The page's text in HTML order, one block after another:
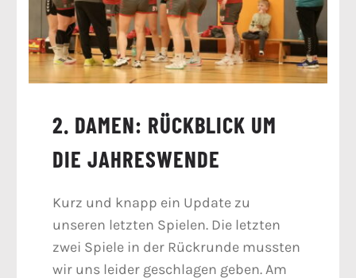
2. DAMEN: RÜCKBLICK UM
DIE JAHRESWENDE
Kurz und knapp ein Update zu
unseren letzten Spielen. Die letzten
zwei Spiele in der Rückrunde mussten
wir uns leider geschlagen geben. Am